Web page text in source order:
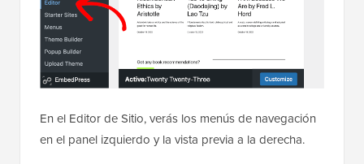
En el Editor de Sitio, verás los menús de navegación
en el panel izquierdo y la vista previa a la derecha.